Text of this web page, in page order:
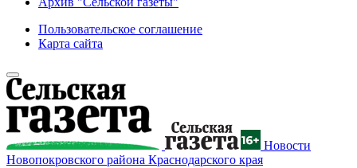
Пользовательское соглашение
Карта сайта
Новости
Новопокровского района Краснодарского края